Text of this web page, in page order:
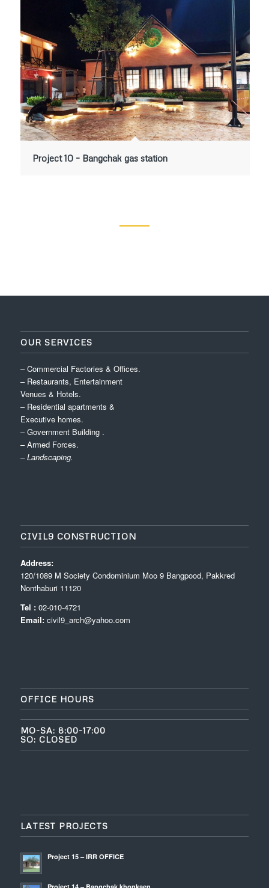
Project 10 – Bangchak gas station
OUR SERVICES
– Commercial Factories & Offices.
– Restaurants, Entertainment
Venues & Hotels.
– Residential apartments &
Executive homes.
– Government Building .
– Armed Forces.
– Landscaping.
CIVIL9 CONSTRUCTION
Address:
120/1089 M Society Condominium Moo 9 Bangpood, Pakkred
Nonthaburi 11120
Tel :02-010-4721
Email: civil9_arch@yahoo.com
OFFICE HOURS
MO-SA: 8:00-17:00
SO: CLOSED
LATEST PROJECTS
Project 15 – IRR OFFICE